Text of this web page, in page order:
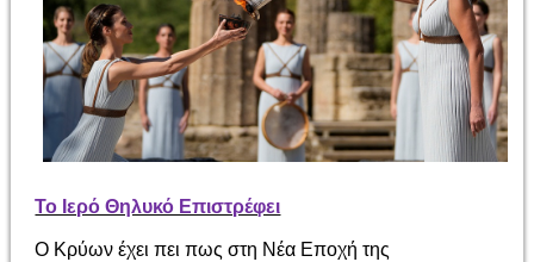
Το Ιερό Θηλυκό Επιστρέφει
Ο Κρύων έχει πει πως στη Νέα Εποχή της